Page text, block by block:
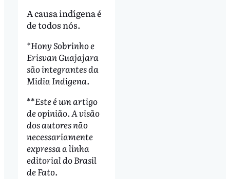
A causa indígena é
de todos nós.
*Hony Sobrinho e
Erisvan Guajajara
são integrantes da
Mídia Indígena.
**Este é um artigo
de opinião. A visão
dos autores não
necessariamente
expressa a linha
editorial do Brasil
de Fato.